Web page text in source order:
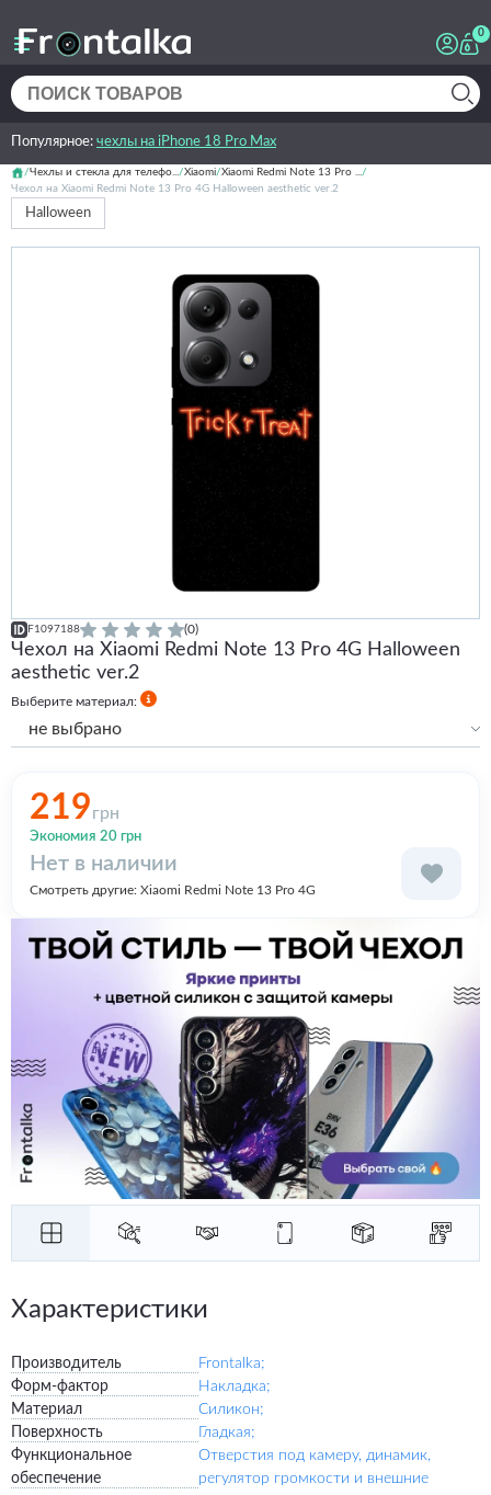
0
Популярное: чехлы на iPhone 18 Pro Max
Чехлы и стекла для телефо... Xiaomi Xiaomi Redmi Note 13 Pro ...
Чехол на Xiaomi Redmi Note 13 Pro 4G Halloween aesthetic ver.2
Halloween
F1097188 (0)
Чехол на Xiaomi Redmi Note 13 Pro 4G Halloween
aesthetic ver.2
Выберите материал:
не выбрано
Силиконовый с бортами
219грн
Экономия 20 грн
Нет в наличии
Смотреть другие: Xiaomi Redmi Note 13 Pro 4G
Характеристики
Производитель
Frontalka;
Форм-фактор
Накладка;
Материал
Силикон;
Поверхность
Гладкая;
Функциональное
обеспечение
Отверстия под камеру, динамик,
регулятор громкости и внешние